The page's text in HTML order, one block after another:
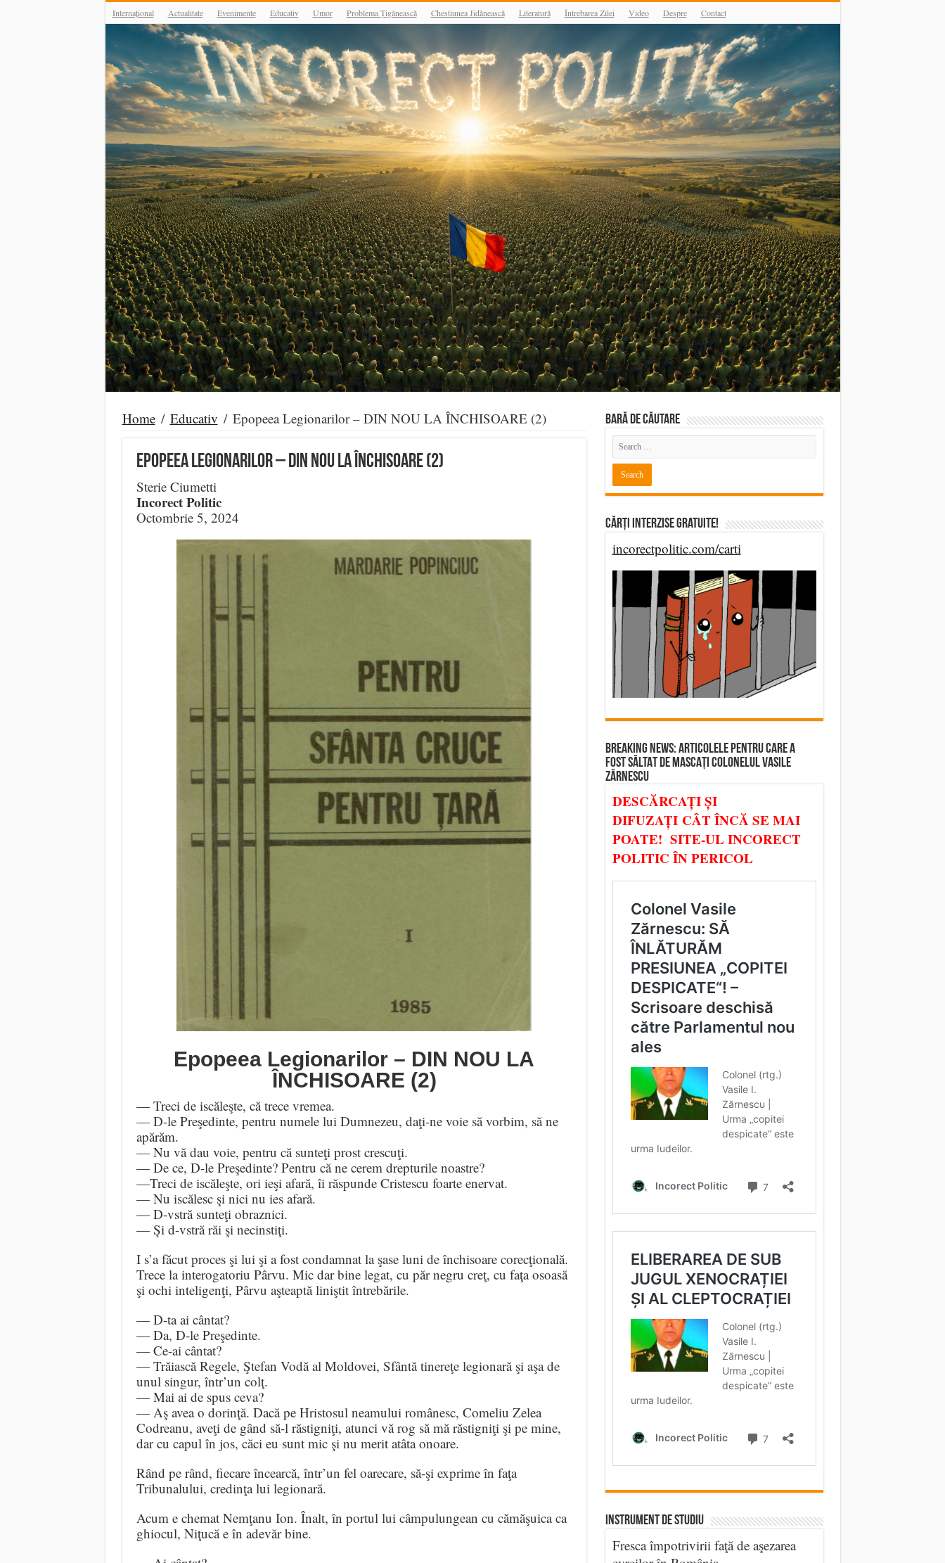
Internațional Actualitate Evenimente Educativ Umor Problema Țigănească Chestiunea Jidănească Literatură Întrebarea Zilei Video Despre Contact
Home / Educativ / Epopeea Legionarilor – DIN NOU LA ÎNCHISOARE (2)
Epopeea Legionarilor – DIN NOU LA ÎNCHISOARE (2)
Sterie Ciumetti
Incorect Politic
Octombrie 5, 2024
Epopeea Legionarilor – DIN NOU LA
ÎNCHISOARE (2)
— Treci de iscăleşte, că trece vremea.
— D-le Preşedinte, pentru numele lui Dumnezeu, daţi-ne voie să vorbim, să ne
apărăm.
— Nu vă dau voie, pentru că sunteţi prost crescuţi.
— De ce, D-le Preşedinte? Pentru că ne cerem drepturile noastre?
—Treci de iscăleşte, ori ieşi afară, îi răspunde Cristescu foarte enervat.
— Nu iscălesc şi nici nu ies afară.
— D-vstră sunteţi obraznici.
— Şi d-vstră răi şi necinstiţi.
I s’a făcut proces şi lui şi a fost condamnat la şase luni de închisoare corecţională.
Trece la interogatoriu Pârvu. Mic dar bine legat, cu păr negru creţ, cu faţa osoasă
şi ochi inteligenţi, Pârvu aşteaptă liniştit întrebările.
— D-ta ai cântat?
— Da, D-le Preşedinte.
— Ce-ai cântat?
— Trăiască Regele, Ştefan Vodă al Moldovei, Sfântă tinereţe legionară şi aşa de
unul singur, într’un colţ.
— Mai ai de spus ceva?
— Aş avea o dorinţă. Dacă pe Hristosul neamului românesc, Comeliu Zelea
Codreanu, aveţi de gând să-l răstigniţi, atunci vă rog să mă răstigniţi şi pe mine,
dar cu capul în jos, căci eu sunt mic şi nu merit atâta onoare.
Rând pe rând, fiecare încearcă, într’un fel oarecare, să-şi exprime în faţa
Tribunalului, credinţa lui legionară.
Acum e chemat Nemţanu Ion. Înalt, în portul lui câmpulungean cu cămăşuica ca
ghiocul, Niţucă e în adevăr bine.
BARĂ DE CĂUTARE
Cărți Interzise Gratuite!
incorectpolitic.com/carti
BREAKING NEWS: ARTICOLELE PENTRU CARE A
FOST SĂLTAT DE MASCAȚI COLONELUL VASILE
ZĂRNESCU
DESCĂRCAȚI ȘI
DIFUZAȚI CÂT ÎNCĂ SE MAI
POATE! SITE-UL INCORECT
POLITIC ÎN PERICOL
INSTRUMENT DE STUDIU
Fresca împotrivirii faţă de aşezarea